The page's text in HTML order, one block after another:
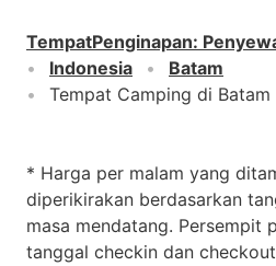
TempatPenginapan:
Indonesia
Batam
Tempat Camping di Batam
* Harga per malam yang
diperikirakan berdasarkan
masa mendatang. Persempit
tanggal checkin dan